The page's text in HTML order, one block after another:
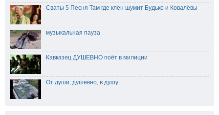
Сваты 5 Песня Там где клён шумит Будько и Ковалёвы
музыкальная пауза
Кавказец ДУШЕВНО поёт в милиции
От души, душевно, в душу